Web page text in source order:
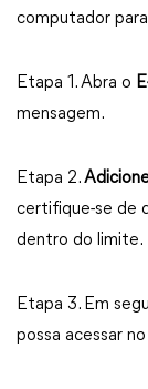
computador
Etapa 1. Abra o
mensagem.
Etapa 2.
certifique-se de
dentro do limite.
Etapa 3. Em
possa acessar